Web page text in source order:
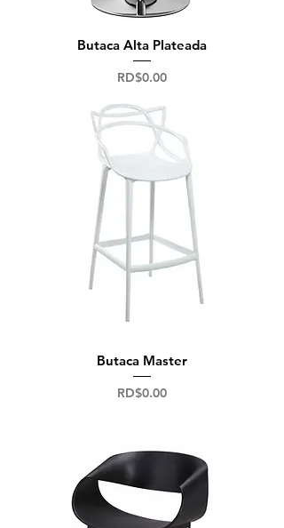
Butaca Alta Plateada
Precio
RD$0.00
Butaca Master
Precio
RD$0.00